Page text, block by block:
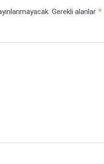
Gerekli alanlar *